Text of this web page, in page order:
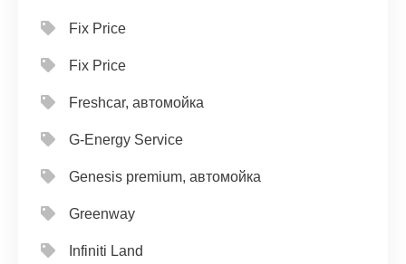
Fix Price
Fix Price
Freshcar, автомойка
G-Energy Service
Genesis premium, автомойка
Greenway
Infiniti Land